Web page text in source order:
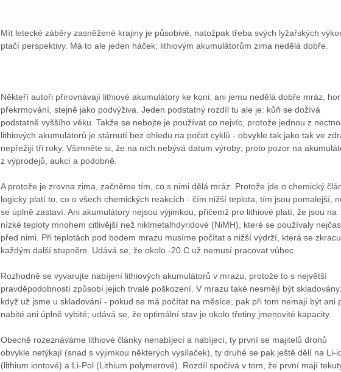
Mít letecké záběry zasněžené krajiny je působivé, natožpak třeba svých lyžařských
ptačí perspektivy. Má to ale jeden háček: lithiovým akumulátorům zima nedělá dobře.
Někteří autoři přirovnávají lithiové akumulátory ke koni: ani jemu nedělá dobře mráz,
překrmování, stejně jako podvýživa. Jeden podstatný rozdíl tu ale je: kůň se dožívá
podstatně vyššího věku. Takže se nebojte je používat co nejvíc, protože jednou z
lithiových akumulátorů je stárnutí bez ohledu na počet cyklů - obvykle tak jako tak ve
nepřežijí tři roky. Všimněte si, že na nich nebývá datum výroby; proto pozor na
z výprodejů, aukcí a podobně.
A protože je zrovna zima, začněme tím, co s nimi dělá mráz. Protože jde o chemický
logicky platí to, co o všech chemických reakcích - čím nižší teplota, tím jsou pomalejší,
se úplně zastaví. Ani akumulátory nejsou výjimkou, přičemž pro lithiové platí, že jsou na
nízké teploty mnohem citlivější než niklmetalhdyridové (NiMH), které se používaly
před nimi. Při teplotách pod bodem mrazu musíme počítat s nižší výdrží, která se
každým další stupněm. Udává se, že okolo -20 C už nemusí pracovat vůbec.
Rozhodně se vyvarujte nabíjení lithiových akumulátorů v mrazu, protože to s největší
pravděpodobností způsobí jejich trvalé poškození. V mrazu také nesmějí být
když už jsme u skladování - pokud se má počítat na měsíce, pak při tom nemají být ani
nabité ani úplně vybité; udává se, že optimální stav je okolo třetiny jmenovité kapacity.
Obecně rozeznáváme lithiové články nenabíjecí a nabíjecí, ty první se majitelů dronů
obvykle netýkají (snad s výjimkou některých vysílaček), ty druhé se pak ještě dělí na Li-
(lithium iontové) a Li-Pol (Lithium polymerové). Rozdíl spočívá v tom, že první mají